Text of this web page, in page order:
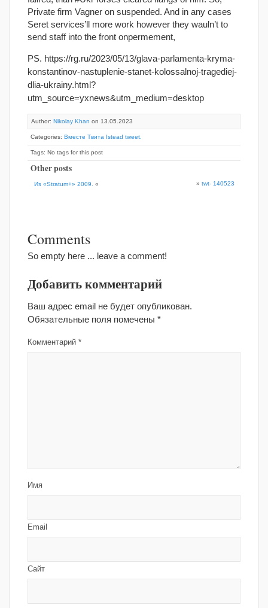
Private firm Vagner on suspended. And in any cases
Seret services’ll more work however they wauln’t to
send staff into the front onpermement,
PS. https://rg.ru/2023/05/13/glava-parlamenta-kryma-
konstantinov-nastuplenie-stanet-kolossalnoj-tragediej-
dlia-ukrainy.html?
utm_source=yxnews&utm_medium=desktop
Author: Nikolay Khan on 13.05.2023
Categories: Вместе Твита Istead tweet.
Tags: No tags for this post
Other posts
Из «Stratum+» 2009. « » twt- 140523
Comments
So empty here ... leave a comment!
Добавить комментарий
Ваш адрес email не будет опубликован.
Обязательные поля помечены *
Комментарий *
Имя
Email
Сайт